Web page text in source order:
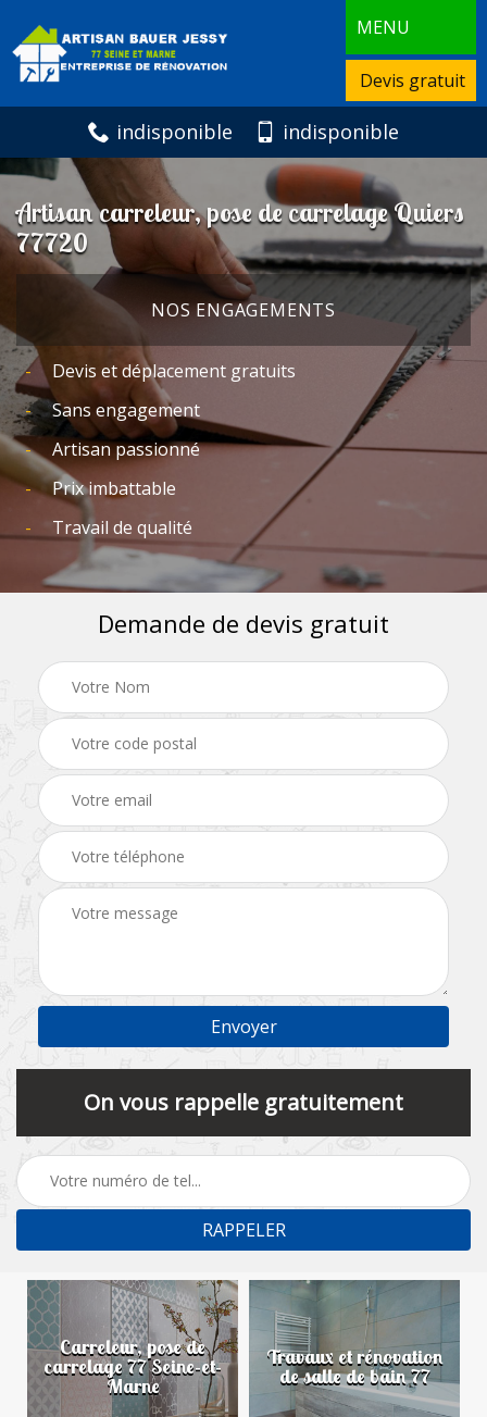
MENU
Devis gratuit
indisponible indisponible
Artisan carreleur, pose de carrelage Quiers
77720
NOS ENGAGEMENTS
Devis et déplacement gratuits
Sans engagement
Artisan passionné
Prix imbattable
Travail de qualité
Demande de devis gratuit
On vous rappelle gratuitement
Carreleur, pose de
carrelage 77 Seine-et-
Marne
Travaux et rénovation
de salle de bain 77